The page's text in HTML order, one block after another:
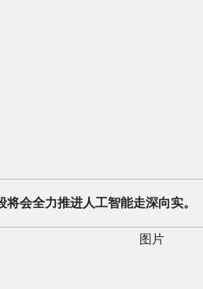
将会全力推进人工智能走深向实。